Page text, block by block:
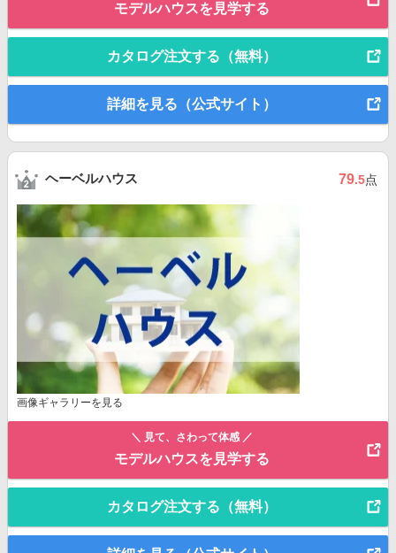
モデルハウスを見学する
カタログ注文する（無料）
詳細を見る（公式サイト）
ヘーベルハウス 79.5点
画像ギャラリーを見る
＼ 見て、さわって体感 ／
モデルハウスを見学する
カタログ注文する（無料）